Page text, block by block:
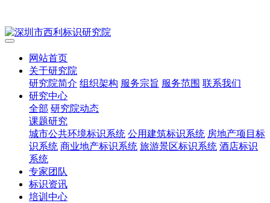
网站首页
关于研究院
研究院简介 组织架构 服务宗旨 服务范围 联系我们
研究中心
全部 研究院动态
课题研究
城市公共环境标识系统 公用建筑标识系统 房地产项目标
识系统 商业地产标识系统 旅游景区标识系统 酒店标识
系统
专家团队
标识资讯
培训中心